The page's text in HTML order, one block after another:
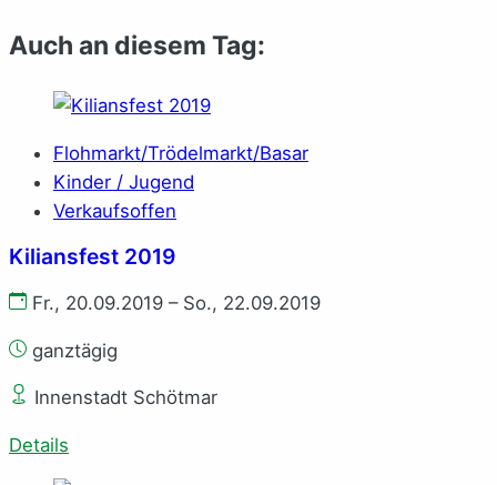
Auch an diesem Tag:
Flohmarkt/Trödelmarkt/Basar
Kinder / Jugend
Verkaufsoffen
Kiliansfest 2019
Fr., 20.09.2019 – So., 22.09.2019
ganztägig
Innenstadt Schötmar
Details